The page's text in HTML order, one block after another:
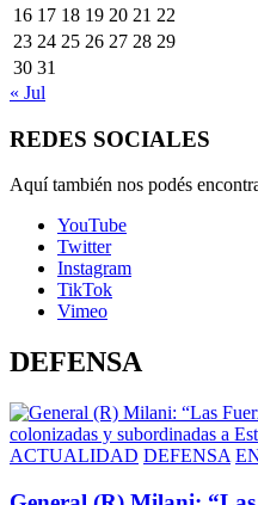
16 17 18 19 20 21 22
23 24 25 26 27 28 29
30 31
« Jul
REDES SOCIALES
Aquí también nos podés
YouTube
Twitter
Instagram
TikTok
Vimeo
DEFENSA
ACTUALIDAD DEFENSA